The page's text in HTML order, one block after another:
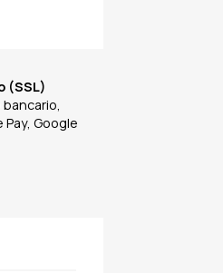
(SSL)
Pay, Google